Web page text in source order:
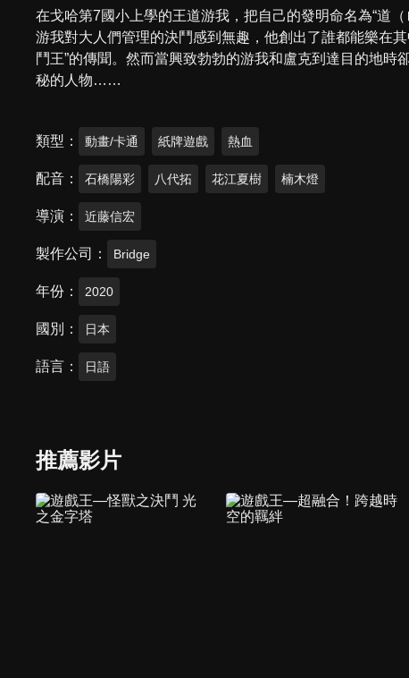
在戈哈第7國小上學的王道游我，把自己的發明命名為“道
游我對大人們管理的決鬥感到無趣，他創出了誰都能樂在
鬥王”的傳聞。然而當興致勃勃的游我和盧克到達目的地
秘的人物……
類型 動畫/卡通 紙牌遊戲 熱血
配音 石橋陽彩 八代拓 花江夏樹 楠木燈
導演 近藤信宏
製作公司 Bridge
年份 2020
國別 日本
語言 日語
推薦影片